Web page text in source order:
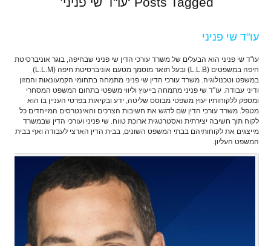
עו"ד שי פניני
עו"ד שי פניני הוא הבעלים של משרד עורכי הדין שי פניני שבחיפה, בוגר אוניברסיטת
חיפה במשפטים (L.L.B) ובעל תואר מוסמך מטעם אוניברסיטת חיפה (L.L.M)
במשפט וטכנולוגיה. משרד עורכי הדין שי פניני מתמחה בתחומי הקמעונאות והמזון
ודיני עבודה. עו"ד שי פניני מתמחה בייעוץ וליווי משפטי בתחום המשפט המסחרי
ומספק ללקוחותיו יעוץ משפטי מבוסס שליטה, ידע ובקיאות בפרטי העניין בו הוא
מטפל. משרד עורכי הדין שם לדגש את חשיבות הצרכים והאינטרסים המייחדים כל
לקוח תוך חשיבה יצירתית ואסטרטגית ארוכת טווח. שי פניני ועורכי הדין שבמשרד
מייצגים את לקוחותיהם בבתי המשפט השונים, בבית הדין הארצי לעבודה ואף בבית
המשפט העליון.